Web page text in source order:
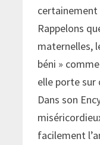
certainement
Rappelons
maternelles,
béni »
elle porte sur
Dans son
facilement